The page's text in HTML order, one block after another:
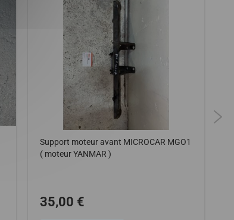
Support moteur avant MICROCAR MGO1
( moteur YANMAR )
35,00 €